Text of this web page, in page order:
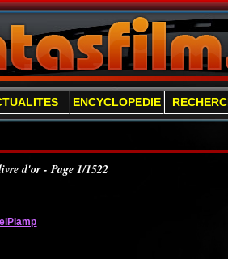
ENCYCLOPEDIE
d'or - Page 1/1522